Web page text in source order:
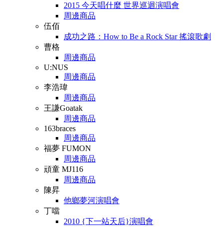
2015 今天唱什麼 世界巡迴演唱會
周邊商品
伍佰
成功之路：How to Be a Rock Star 搖滾歌劇
曹格
周邊商品
U:NUS
周邊商品
李浩瑋
周邊商品
王謙Goatak
周邊商品
163braces
周邊商品
福夢 FUMON
周邊商品
頑童 MJ116
周邊商品
陳昇
他鄉夢河演唱會
丁噹
2010 {下一站天后}演唱會